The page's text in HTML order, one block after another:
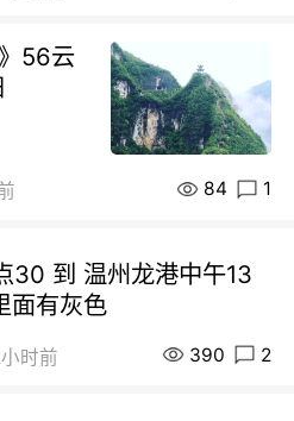
56云
84 1
30 到 温州龙港中午13
面有灰色
时前 390 2